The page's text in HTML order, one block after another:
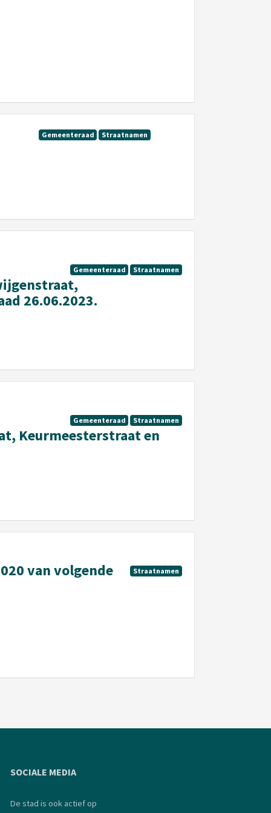
Gemeenteraad Straatnamen
Gemeenteraad Straatnamen
26.06.2023.
Gemeenteraad Straatnamen
Keurmeesterstraat en
Straatnamen
van volgende
SOCIALE MEDIA
De stad is ook actief op